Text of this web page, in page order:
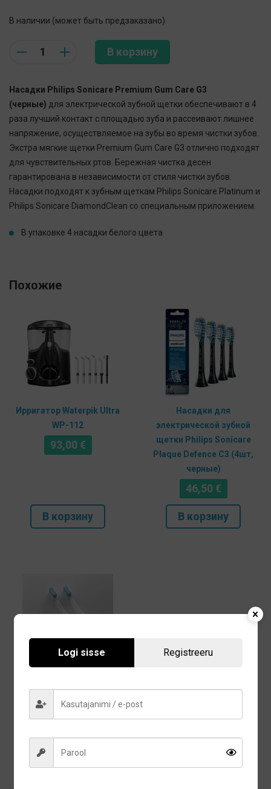
В наличии (может быть предзаказано)
В корзину
Насадки Philips Sonicare Premium Gum Care G3
(черные) для электрической зубной щетки обеспечивают в 4
раза лучший контакт с площадью зуба и рассеивают лишнее
напряжение, осуществляемое на зубы во время чистки зубов.
Экстра мягкие щетки Premium Gum Care G3 отлично подходят
для чувствительных ртов. Бережная чистка десен
гарантирована в независимости от стиля чистки зубов.
Насадки подходят к зубным щеткам Philips Sonicare Platinum и
Philips Sonicare DiamondClean со специальным приложением.
В упаковке 4 насадки белого цвета
Похожие
Ирригатор Waterpik Ultra
WP-112
93,00€
В корзину
Насадки для
электрической зубной
щетки Philips Sonicare
Plaque Defence C3 (4шт,
черные)
46,50€
В корзину
щетки ION-Sei SOFT
15,50€
В корзину
Logi sisse Registreeru